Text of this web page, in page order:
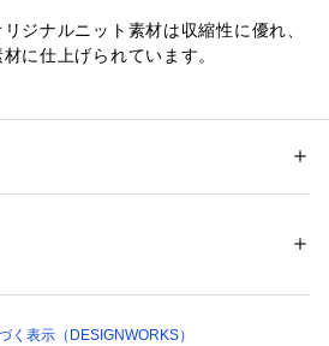
ジナルニット素材は収縮性に優れ、
に仕上げられています。
B98 W78 H92 着用サイズ：48
毛 48% 裏地 キュプラ 100%
、商品の品質表示タグをご覧ください
く表示（DESIGNWORKS）